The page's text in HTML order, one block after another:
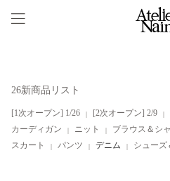
26新商品リスト
[1次オープン] 1/26 [2次オープン] 2/9
カーディガン
ニット ブラウス＆シ
スカート
パンツ デニム シューズ